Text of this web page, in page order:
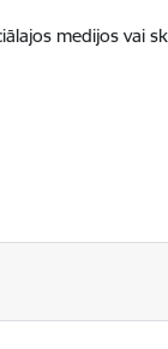
medijos vai